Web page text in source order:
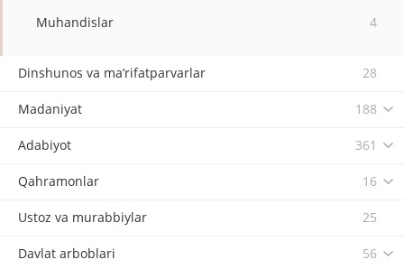
Muhandislar
4
Dinshunos va ma’rifatparvarlar 28
Madaniyat 188
Adabiyot 361
Qahramonlar 16
Ustoz va murabbiylar 25
Davlat arboblari 56